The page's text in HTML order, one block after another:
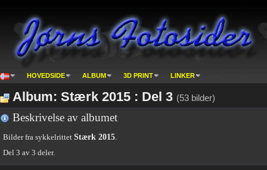
HOVEDSIDE ALBUM 3D PRINT LINKER
Album: Stærk 2015 : Del 3 (53 bilder)
Beskrivelse av albumet
Bilder fra sykkelrittet Stærk 2015.
Del 3 av 3 deler.